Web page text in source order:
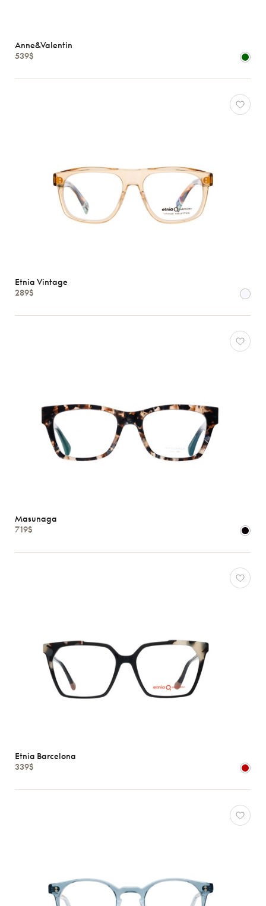
Anne&Valentin
539$
Etnia Vintage
289$
Masunaga
719$
Etnia Barcelona
339$